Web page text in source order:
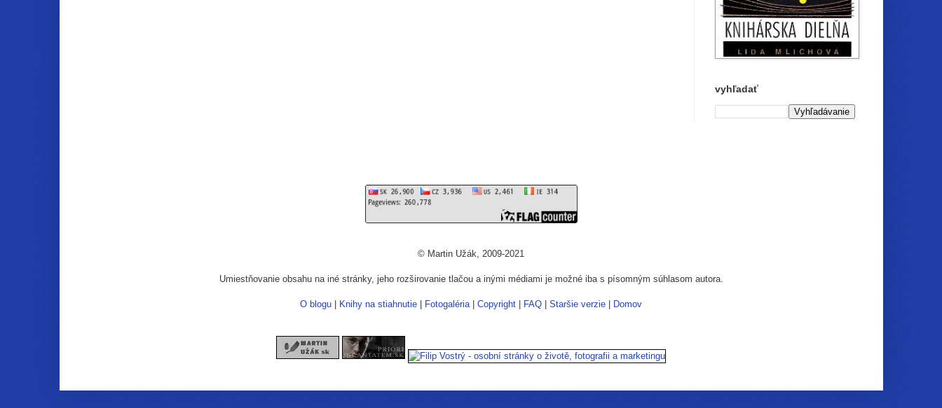
vyhľadať
© Martin Užák, 2009-2021
Umiestňovanie obsahu na iné stránky, jeho rozširovanie tlačou a inými médiami je možné iba s písomným súhlasom autora.
O blogu Knihy na stiahnutie Fotogaléria| Copyright FAQ Staršie verzie Domov